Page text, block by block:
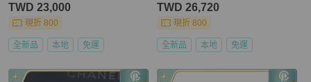
TWD 23,000
現折 800
全新品 本地 免運
TWD 26,720
現折 800
全新品 本地 免運